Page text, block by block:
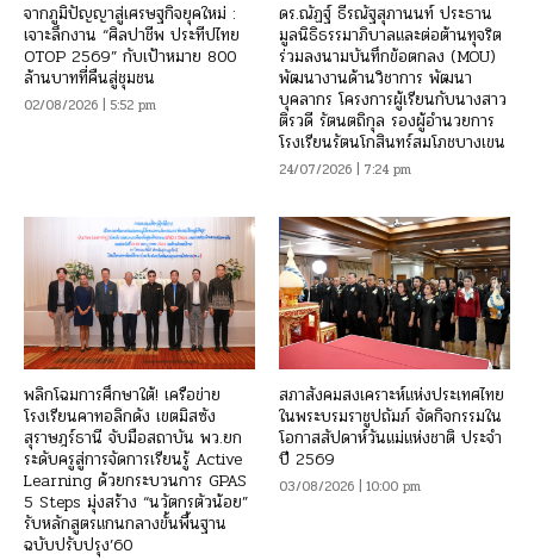
จากภูมิปัญญาสู่เศรษฐกิจยุคใหม่ :
เจาะลึกงาน “ศิลปาชีพ ประทีปไทย
OTOP 2569” กับเป้าหมาย 800
ล้านบาทที่คืนสู่ชุมชน
02/08/2026 | 5:52 pm
ดร.ณัฏฐ์ ธีรณัฐสุภานนท์ ประธาน
มูลนิธิธรรมาภิบาลและต่อต้านทุจริต
ร่วมลงนามบันทึกข้อตกลง (MOU)
พัฒนางานด้านวิชาการ พัฒนา
บุคลากร โครงการผู้เรียนกับนางสาว
ติรวดี รัตนตถิกุล รองผู้อำนวยการ
โรงเรียนรัตนโกสินทร์สมโภชบางเขน
24/07/2026 | 7:24 pm
พลิกโฉมการศึกษาใต้! เครือข่าย
โรงเรียนคาทอลิกดัง เขตมิสซัง
สุราษฎร์ธานี จับมือสถาบัน พว.ยก
ระดับครูสู่การจัดการเรียนรู้ Active
Learning ด้วยกระบวนการ GPAS
5 Steps มุ่งสร้าง “นวัตกรตัวน้อย”
รับหลักสูตรแกนกลางขั้นพื้นฐาน
ฉบับปรับปรุง’60
สภาสังคมสงเคราะห์แห่งประเทศไทย
ในพระบรมราชูปถัมภ์ จัดกิจกรรมใน
โอกาสสัปดาห์วันแม่แห่งชาติ ประจำ
ปี 2569
03/08/2026 | 10:00 pm